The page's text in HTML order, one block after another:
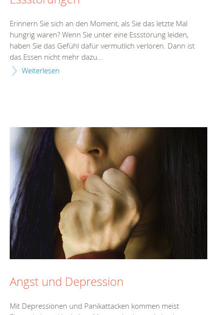
Erinnern Sie sich an den Moment, als Sie das letzte Mal
hungrig waren? Wenn Sie unter eine Essstörung leiden,
haben Sie das Gefühl dafür vermutlich verloren. Dann ist
das Essen nicht mehr dazu...
Weiterlesen
Angst und Depression
Mit Depressionen und Panikattacken kommen meist